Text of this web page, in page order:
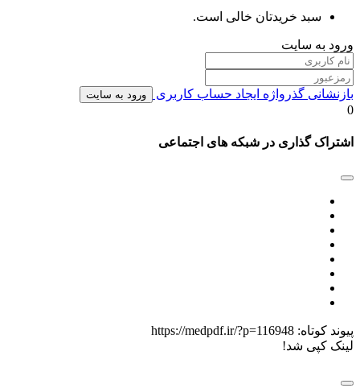
سبد خریدتان خالی است.
ورود به سایت
بازنشانی گذرواژه ایجاد حساب کاربری ورود به سایت
0
اشتراک گذاری در شبکه های اجتماعی
پیوند کوتاه: https://medpdf.ir/?p=116948
لینک کپی شد!